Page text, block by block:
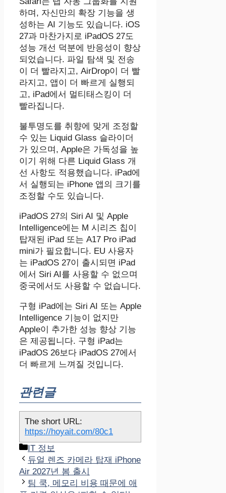
하며, 자신만의 확장 기능을 생
성하는 AI 기능도 있습니다. ‌iOS
27‌과 마찬가지로 ‌iPadOS 27‌도
성능 개선 덕분에 반응성이 향상
되었습니다. 파일 탐색 및 전송
이 더 빨라지고, AirDrop이 더 빨
라지고, 앱이 더 빠르게 실행되
고, iPad에서 멀티태스킹이 더
빨라집니다.
불투명도를 취향에 맞게 조정할
수 있는 Liquid Glass 슬라이더
가 있으며, Apple은 가독성을 높
이기 위해 다른 Liquid Glass 개
선 사항도 적용했습니다. iPad에
서 실행되는 iPhone 앱의 크기를
조정할 수도 있습니다.
‌iPadOS 27‌의 ‌Siri‌ AI 및 ‌Apple
Intelligence‌에는 M 시리즈 칩이
탑재된 iPad‌ 또는 A17 Pro iPad
mini가 필요합니다. EU 사용자
는 iPadOS 27이 출시되면 iPad
에서 Siri AI를 사용할 수 없으며
중국에서도 사용할 수 없습니다.
구형 iPad에는 ‌Siri‌ AI 또는 ‌Apple
Intelligence‌ 기능이 없지만
Apple이 추가한 성능 향상 기능
은 제공됩니다. 구형 iPad는
iPadOS 26보다 iPadOS 27에서
더 빠르게 느껴질 것입니다.
관련글
The short URL:
https://hoyait.com/80c1
카
테
고
리
IT 정보
듀얼 렌즈 카메라 탑재 iPhone
Air 2027년 봄 출시
팀 쿡, 메모리 비용 때문에 애